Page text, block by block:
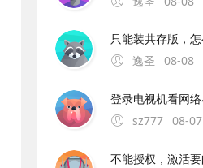
逸圣
08-08
sz777 08-07